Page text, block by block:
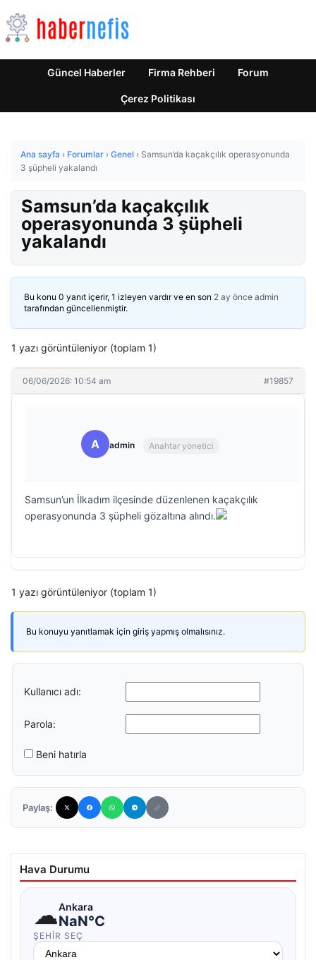
Güncel Haberler Firma Rehberi Forum
Çerez Politikası
Ana sayfa › Forumlar › Genel › Samsun’da kaçakçılık operasyonunda
3 şüpheli yakalandı
Samsun’da kaçakçılık
operasyonunda 3 şüpheli
yakalandı
Bu konu 0 yanıt içerir, 1 izleyen vardır ve en son 2 ay önce admin
tarafından güncellenmiştir.
1 yazı görüntüleniyor (toplam 1)
06/06/2026: 10:54 am #19857
A admin Anahtar yönetici
Samsun’un İlkadım ilçesinde düzenlenen kaçakçılık
operasyonunda 3 şüpheli gözaltına alındı.
1 yazı görüntüleniyor (toplam 1)
Bu konuyu yanıtlamak için giriş yapmış olmalısınız.
Kullanıcı adı:
Parola:
Beni hatırla
Paylaş:
Hava Durumu
☁Ankara
NaN°C
ŞEHIR SEÇ